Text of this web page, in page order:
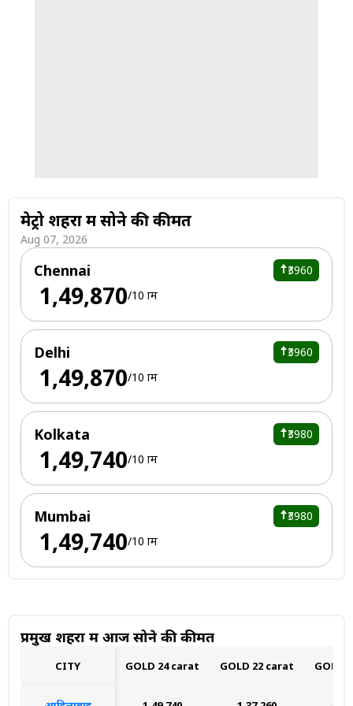
मेट्रो शहरों में सोने की कीमतें
Aug 07, 2026
Chennai ₹3960
₹ 1,49,870/10 ग्राम
Delhi ₹3960
₹ 1,49,870/10 ग्राम
Kolkata ₹3980
₹ 1,49,740/10 ग्राम
Mumbai ₹3980
₹ 1,49,740/10 ग्राम
प्रमुख शहरों में आज सोने की कीमत
CITY GOLD 24 carat GOLD 22 carat GOLD